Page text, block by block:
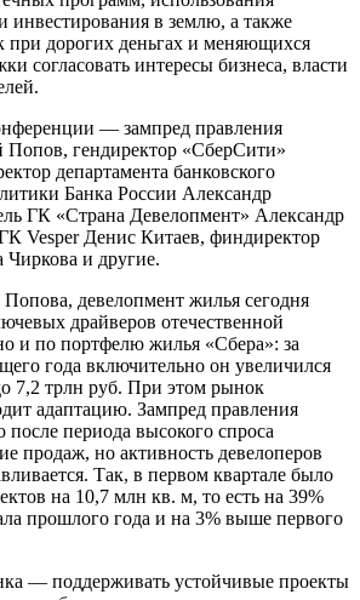
инвестирования в землю, а также
при дорогих деньгах и меняющихся
согласовать интересы бизнеса, власти
— зампред правления
Попов, гендиректор «СберСити»
департамента банковского
Банка России Александр
ГК «Страна Девелопмент» Александр
Vesper Денис Китаев, финдиректор
и другие.
девелопмент жилья сегодня
драйверов отечественной
и по портфелю жилья «Сбера»: за
года включительно он увеличился
7,2 трлн руб. При этом рынок
адаптацию. Зампред правления
после периода высокого спроса
продаж, но активность девелоперов
Так, в первом квартале было
на 10,7 млн кв. м, то есть на 39%
прошлого года и на 3% выше первого
— поддерживать устойчивые проекты